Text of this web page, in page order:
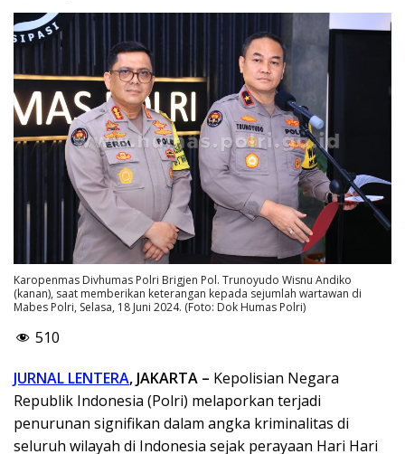
Karopenmas Divhumas Polri Brigjen Pol. Trunoyudo Wisnu Andiko
(kanan), saat memberikan keterangan kepada sejumlah wartawan di
Mabes Polri, Selasa, 18 Juni 2024. (Foto: Dok Humas Polri)
510
JURNAL LENTERA, JAKARTA – Kepolisian Negara
Republik Indonesia (Polri) melaporkan terjadi
penurunan signifikan dalam angka kriminalitas di
seluruh wilayah di Indonesia sejak perayaan Hari Hari